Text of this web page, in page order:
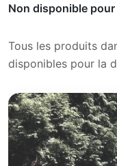
Non disponible
Tous les produits
disponibles pour la